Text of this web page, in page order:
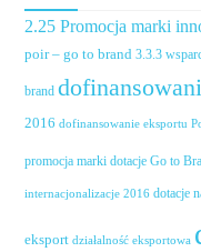
2.25 Promocja marki
poir – go to brand 3.3.3
brand
2016 dofinansowanie eksportu
promocja marki dotacje Go to
internacjonalizacje 2016 dotacje
eksport działalność eksportowa